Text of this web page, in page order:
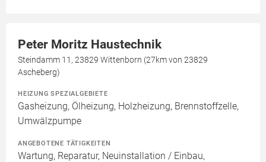
Peter Moritz Haustechnik
Steindamm 11, 23829 Wittenborn (27km von 23829
Ascheberg)
HEIZUNG SPEZIALGEBIETE
Gasheizung, Ölheizung, Holzheizung, Brennstoffzelle,
Umwälzpumpe
ANGEBOTENE TÄTIGKEITEN
Wartung, Reparatur, Neuinstallation / Einbau,